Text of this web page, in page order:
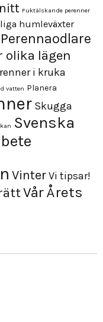
Fuktälskande perenner
humleväxter
Perennaodlare
olika lägen
i kruka
vatten Planera
Skugga
Svenska
VinterVi tipsar!
VårÅrets